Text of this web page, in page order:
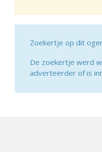
Zoekertje op dit
De zoekertje werd
adverteerder of is